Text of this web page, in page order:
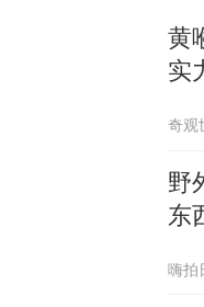
黄
实
奇观
野
东
嗨拍